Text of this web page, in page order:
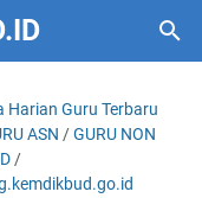
Harian Guru Terbaru
ASN /GURU NON
/